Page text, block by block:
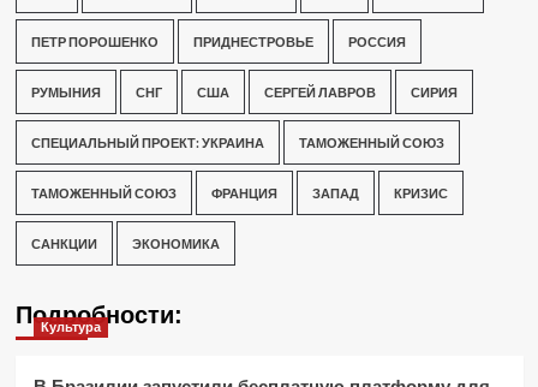
ПЕТР ПОРОШЕНКО ПРИДНЕСТРОВЬЕ РОССИЯ
РУМЫНИЯ СНГ США СЕРГЕЙ ЛАВРОВ СИРИЯ
СПЕЦИАЛЬНЫЙ ПРОЕКТ: УКРАИНА ТАМОЖЕННЫЙ СОЮЗ
ТАМОЖЕННЫЙ СОЮЗ ФРАНЦИЯ ЗАПАД КРИЗИС
САНКЦИИ ЭКОНОМИКА
Подробности:
Культура